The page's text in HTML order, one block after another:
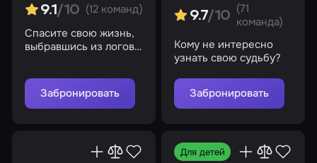
9.1 /10 (12 команд)
Спасите свою жизнь,
выбравшись из логова
сторону…
Забронировать
9.7/10
(71
команда)
Кому не интересно
узнать свою судьбу?
Забронировать
Для детей